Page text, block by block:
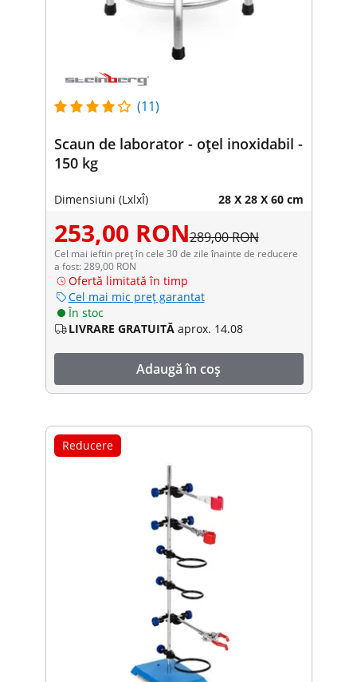
(11)
Scaun de laborator - oțel inoxidabil -
150 kg
Dimensiuni (LxlxÎ) 28 X 28 X 60 cm
253,00 RON289,00 RON
Cel mai ieftin preț în cele 30 de zile înainte de reducere
a fost: 289,00 RON
Ofertă limitată în timp
Cel mai mic preț garantat
În stoc
LIVRARE GRATUITĂ aprox. 14.08
Adaugă în coș
Reducere